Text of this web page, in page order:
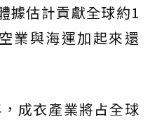
據估計貢獻全球約1
業與海運加起來還
成衣產業將占全球